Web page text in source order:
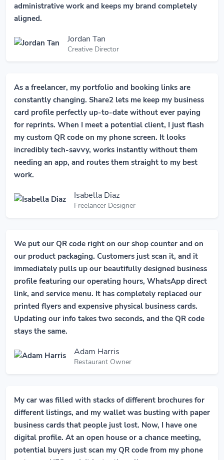
administrative work and keeps my brand completely
aligned.
Jordan Tan
Creative Director
As a freelancer, my portfolio and booking links are
constantly changing. Share2 lets me keep my business
card profile perfectly up-to-date without ever paying
for reprints. When I meet a potential client, I just flash
my custom QR code on my phone screen. It looks
incredibly tech-savvy, works instantly without them
needing an app, and routes them straight to my best
work.
Isabella Diaz
Freelancer Designer
We put our QR code right on our shop counter and on
our product packaging. Customers just scan it, and it
immediately pulls up our beautifully designed business
profile featuring our operating hours, WhatsApp direct
link, and service menu. It has completely replaced our
printed flyers and expensive physical business cards.
Updating our info takes two seconds, and the QR code
stays the same.
Adam Harris
Restaurant Owner
My car was filled with stacks of different brochures for
different listings, and my wallet was busting with paper
business cards that people just lost. Now, I have one
digital profile. At an open house or a chance meeting,
potential buyers just scan my QR code from my phone